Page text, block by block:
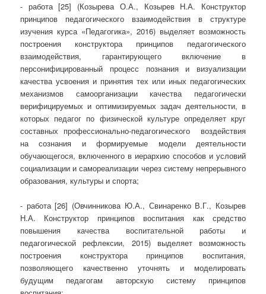
- работа [25] (Козырева О.А., Козырев Н.А. Конструктор
принципов педагогического взаимодействия в структуре
изучения курса «Педагогика», 2016) выделяет возможность
построения конструктора принципов педагогического
взаимодействия, гарантирующего включение в
персонифицированный процесс познания и визуализации
качества усвоения и принятия тех или иных педагогических
механизмов самоорганизации качества педагогически
верифицируемых и оптимизируемых задач деятельности, в
которых педагог по физической культуре определяет круг
составных профессионально-педагогического воздействия
на сознания и формируемые модели деятельности
обучающегося, включенного в иерархию способов и условий
социализации и самореализации через систему непрерывного
образования, культуры и спорта;
- работа [26] (Овчинникова Ю.А., Свинаренко В.Г., Козырев
Н.А. Конструктор принципов воспитания как средство
повышения качества воспитательной работы и
педагогической рефлексии, 2015) выделяет возможность
построения конструктора принципов воспитания,
позволяющего качественно уточнять и моделировать
будущим педагогам авторскую систему принципов